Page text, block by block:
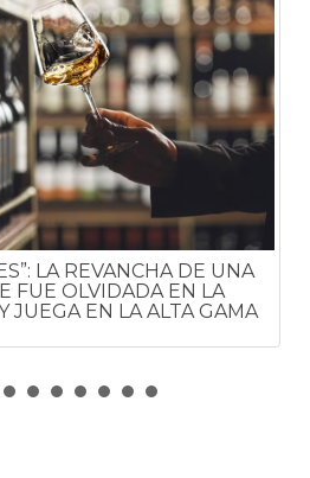
LA REVANCHA DE UNA
FUE OLVIDADA EN LA
JUEGA EN LA ALTA GAMA